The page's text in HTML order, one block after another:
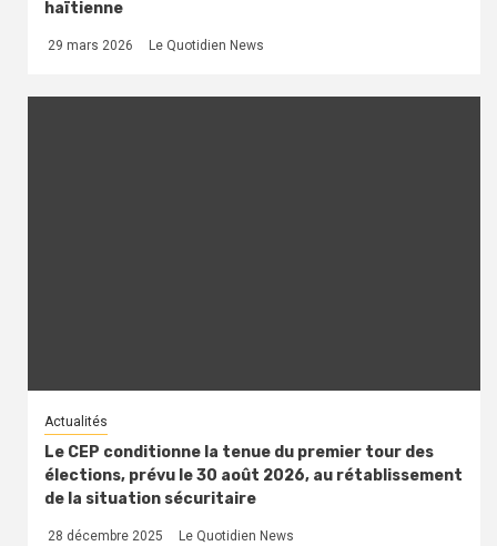
haïtienne
29 mars 2026 Le Quotidien News
Actualités
Le CEP conditionne la tenue du premier tour des
élections, prévu le 30 août 2026, au rétablissement
de la situation sécuritaire
28 décembre 2025 Le Quotidien News